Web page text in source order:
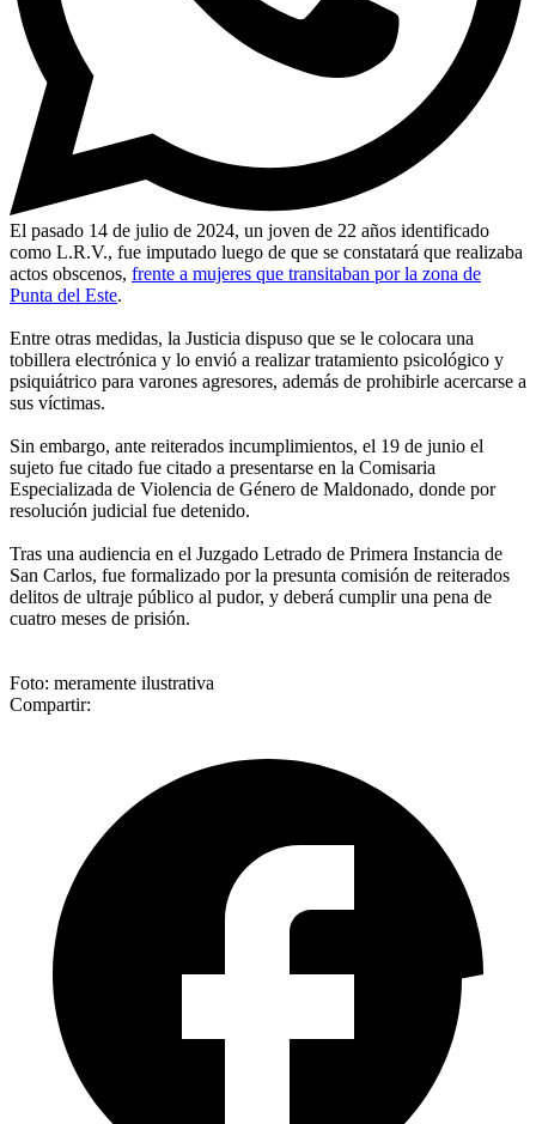
El pasado 14 de julio de 2024, un joven de 22 años identificado
como L.R.V., fue imputado luego de que se constatará que realizaba
actos obscenos, frente a mujeres que transitaban por la zona de
Punta del Este.
Entre otras medidas, la Justicia dispuso que se le colocara una
tobillera electrónica y lo envió a realizar tratamiento psicológico y
psiquiátrico para varones agresores, además de prohibirle acercarse a
sus víctimas.
Sin embargo, ante reiterados incumplimientos, el 19 de junio el
sujeto fue citado fue citado a presentarse en la Comisaria
Especializada de Violencia de Género de Maldonado, donde por
resolución judicial fue detenido.
Tras una audiencia en el Juzgado Letrado de Primera Instancia de
San Carlos, fue formalizado por la presunta comisión de reiterados
delitos de ultraje público al pudor, y deberá cumplir una pena de
cuatro meses de prisión.
Foto: meramente ilustrativa
Compartir: